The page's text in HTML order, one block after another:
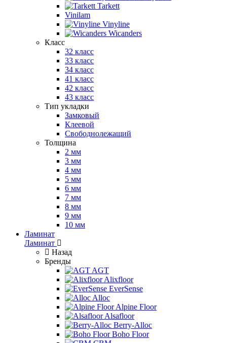
Tarkett
Vinilam
Vinyline
Wicanders
Класс
32 класс
33 класс
34 класс
41 класс
42 класс
43 класс
Тип укладки
Замковый
Клеевой
Свободнолежащий
Толщина
2 мм
3 мм
4 мм
5 мм
6 мм
7 мм
8 мм
9 мм
10 мм
Ламинат
Ламинат
Назад
Бренды
AGT
Alixfloor
EverSense
Alloc
Alpine Floor
Alsafloor
Berry-Alloc
Boho Floor